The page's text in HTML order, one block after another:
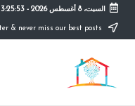
content
السبت، 8 أغسطس 2026 -
3:25:54 AM
م
و
التعليم
الصريح